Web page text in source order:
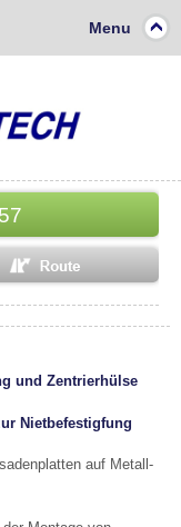
Menu
und Zentrierhülse
Nietbefestigfung
auf Metall-